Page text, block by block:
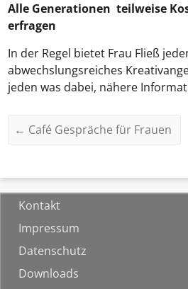
Alle Generationen teilweise
erfragen
In der Regel bietet Frau Fließ
abwechslungsreiches
jeden was dabei, nähere
← Café Gespräche für Frauen
Kontakt
Impressum
Datenschutz
Downloads